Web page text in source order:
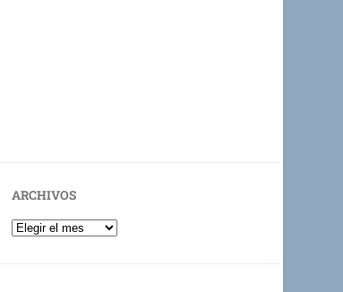
ARCHIVOS